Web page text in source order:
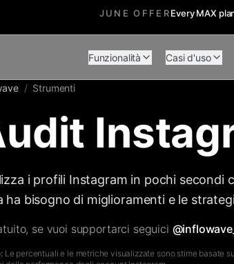
JUNE OFFEREvery MAX
Funzionalità Casi d'uso
/ Strumenti
i profili Instagram in pochi
ha bisogno di miglioramenti e le
se vuoi supportarci seguici
Le percentuali e le metriche visualizzate sono stime basate